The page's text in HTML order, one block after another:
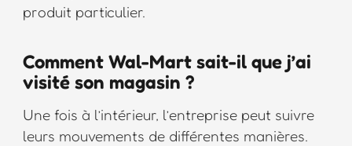
produit particulier.
Comment Wal-Mart sait-il que j’ai
visité son magasin ?
Une fois à l’intérieur, l’entreprise peut suivre
leurs mouvements de différentes manières.